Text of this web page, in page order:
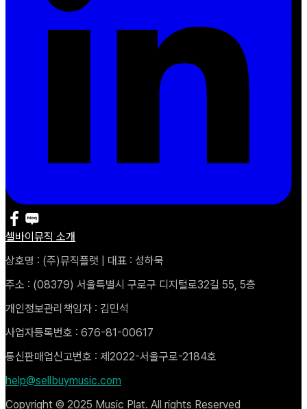
셀바이뮤직 소개
상호명 : (주)뮤직플랫 | 대표 : 성하묵
주소 : (08379) 서울특별시 구로구 디지털로32길 55, 5층
개인정보관리책임자 : 김민석
사업자등록번호 : 676-81-00617
통신판매업신고번호 : 제2022-서울구로-2184호
help@sellbuymusic.com
Copyright © 2025 Music Plat. All rights Reserved